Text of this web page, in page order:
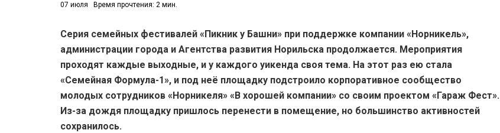
07 июля Время прочтения: 2 мин.
Серия семейных фестивалей «Пикник у Башни» при поддержке компании «Норникель»,
администрации города и Агентства развития Норильска продолжается. Мероприятия
проходят каждые выходные, и у каждого уикенда своя тема. На этот раз ею стала
«Семейная Формула-1», и под неё площадку подстроило корпоративное сообщество
молодых сотрудников «Норникеля» «В хорошей компании» со своим проектом «Гараж Фест».
Из-за дождя площадку пришлось перенести в помещение, но большинство активностей
сохранилось.